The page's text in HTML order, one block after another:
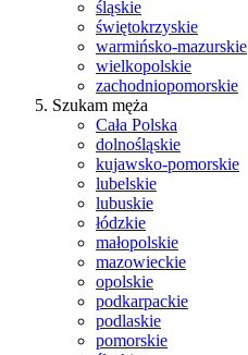
śląskie
świętokrzyskie
warmińsko-mazurskie
wielkopolskie
zachodniopomorskie
Szukam męża
Cała Polska
dolnośląskie
kujawsko-pomorskie
lubelskie
lubuskie
łódzkie
małopolskie
mazowieckie
opolskie
podkarpackie
podlaskie
pomorskie